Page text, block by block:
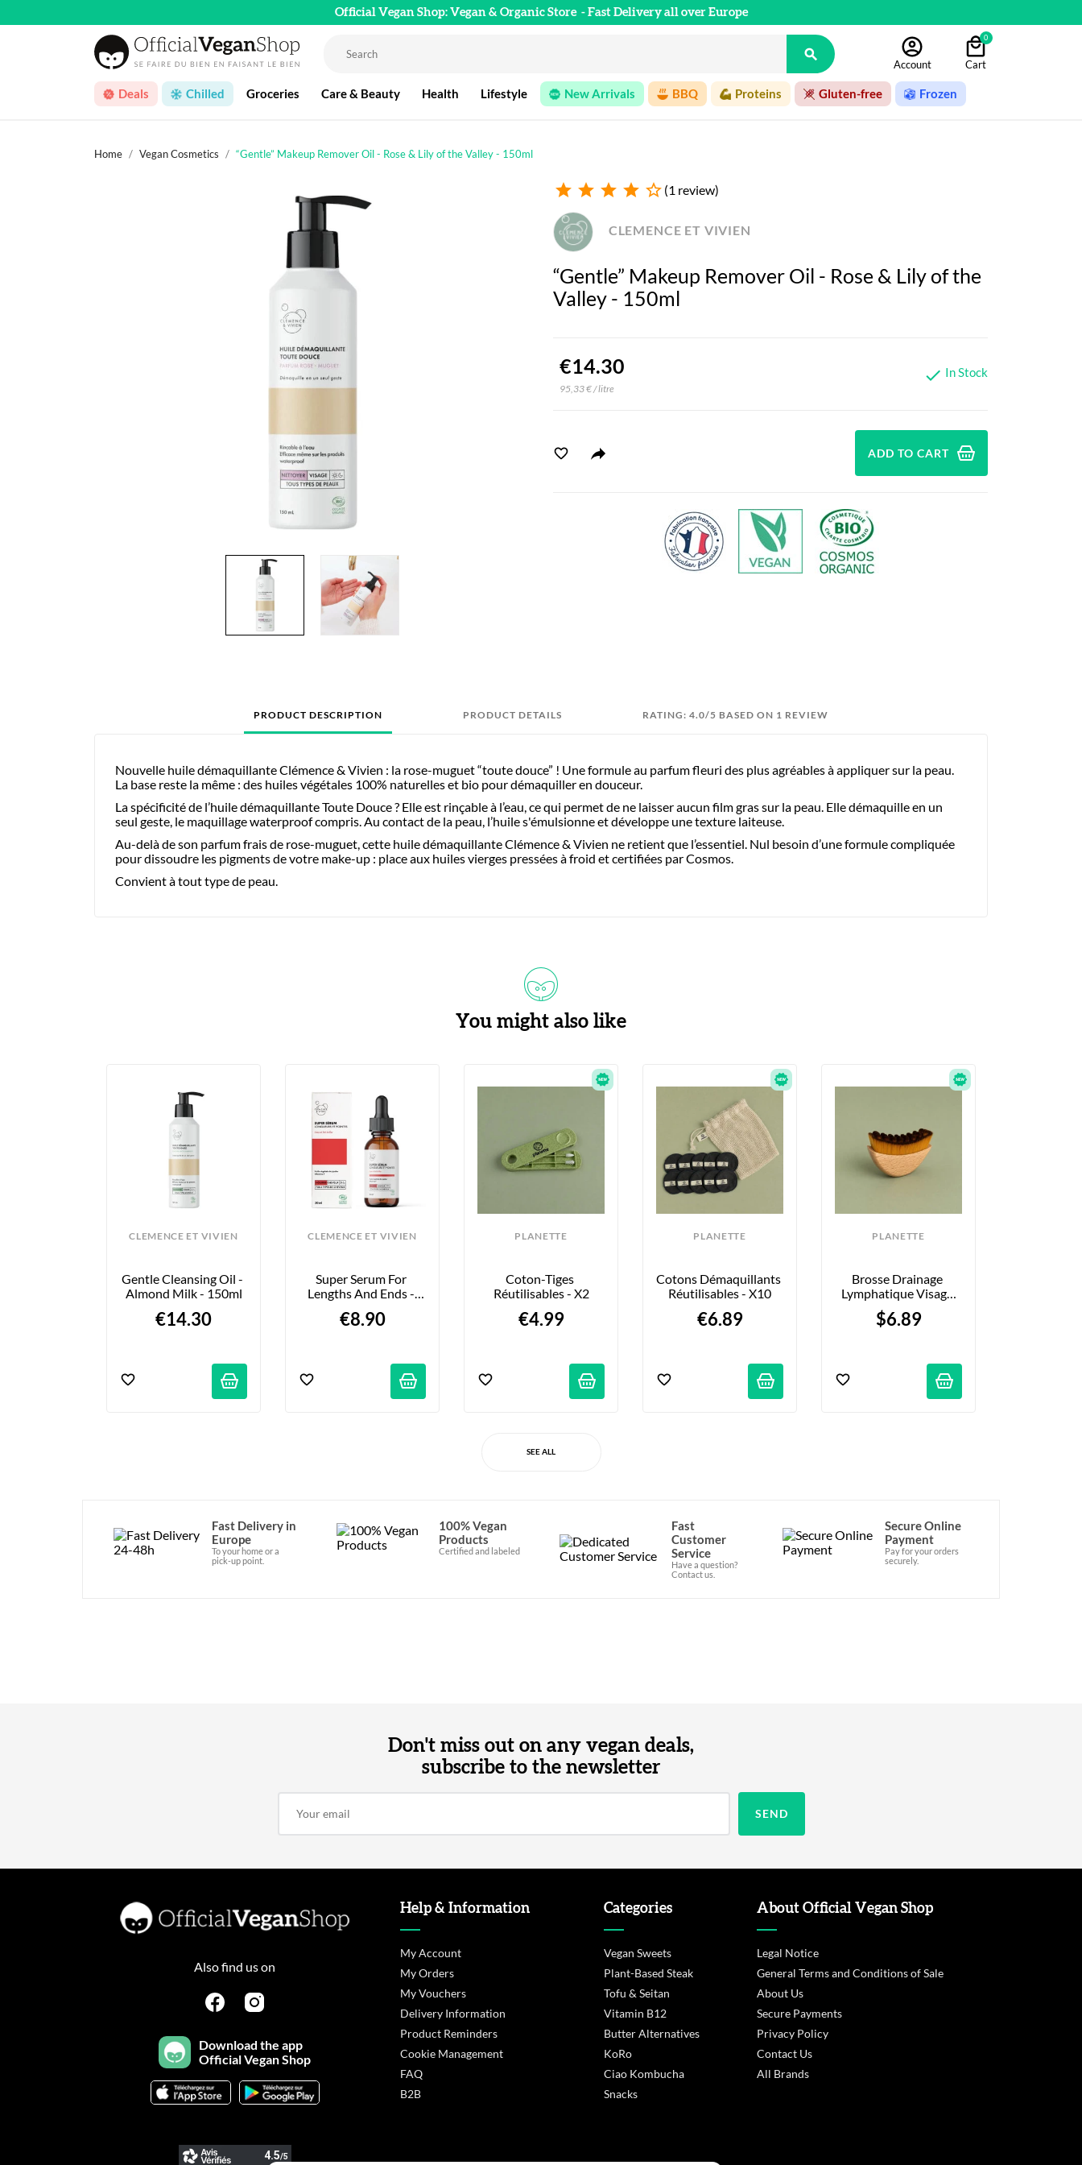
Official Vegan Shop: Vegan & Organic Store - Fast Delivery all over Europe

Account
0
Cart
Deals Chilled Groceries Care & Beauty Health Lifestyle New Arrivals BBQ Proteins Gluten-free Frozen
Home Vegan Cosmetics “Gentle” Makeup Remover Oil - Rose & Lily of the Valley - 150ml
star star star star star_outline (1 review)
“Gentle” Makeup Remover Oil - Rose & Lily of the
Valley - 150ml
CLEMENCE ET VIVIEN
€14.30
95,33 € / litre
 In Stock
ADD TO CART
PRODUCT DESCRIPTION PRODUCT DETAILS RATING: 4.0/5 BASED ON 1 REVIEW
Nouvelle huile démaquillante Clémence & Vivien : la rose-muguet “toute douce” ! Une formule au parfum fleuri des plus agréables à appliquer sur la peau.
La base reste la même : des huiles végétales 100% naturelles et bio pour démaquiller en douceur.
La spécificité de l’huile démaquillante Toute Douce ? Elle est rinçable à l’eau, ce qui permet de ne laisser aucun film gras sur la peau. Elle démaquille en un
seul geste, le maquillage waterproof compris. Au contact de la peau, l’huile s'émulsionne et développe une texture laiteuse.
Au-delà de son parfum frais de rose-muguet, cette huile démaquillante Clémence & Vivien ne retient que l’essentiel. Nul besoin d’une formule compliquée
pour dissoudre les pigments de votre make-up : place aux huiles vierges pressées à froid et certifiées par Cosmos.
Convient à tout type de peau.
You might also like
CLEMENCE ET VIVIEN
Gentle Cleansing Oil -
Almond Milk - 150ml
€14.30
CLEMENCE ET VIVIEN
Super Serum For
Lengths And Ends -
Ml
€8.90
PLANETTE
Coton-Tiges
Réutilisables - X2
€4.99
PLANETTE
Cotons Démaquillants
Réutilisables - X10
€6.89
PLANETTE
Brosse Drainage
Lymphatique Visage
En Bambou
$6.89
SEE ALL
Fast Delivery in
Europe
To your home or a
pick-up point.
100% Vegan
Products
Certified and labeled
Fast
Customer
Service
Have a question?
Contact us.
Secure Online
Payment
Pay for your orders
securely.
Don't miss out on any vegan deals,
subscribe to the newsletter
Also find us on
Download the app
Official Vegan Shop
Help & Information
My Account
My Orders
My Vouchers
Delivery Information
Product Reminders
Cookie Management
FAQ
B2B
Categories
Vegan Sweets
Plant-Based Steak
Tofu & Seitan
Vitamin B12
Butter Alternatives
KoRo
Ciao Kombucha
Snacks
About Official Vegan Shop
Legal Notice
General Terms and Conditions of Sale
About Us
Secure Payments
Privacy Policy
Contact Us
All Brands